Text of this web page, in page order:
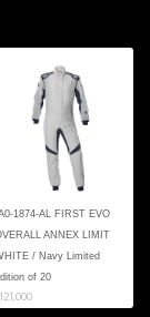
1874-AL FIRST EVO
ANNEX LIMIT
/ Navy Limited
of 20
¥121,000